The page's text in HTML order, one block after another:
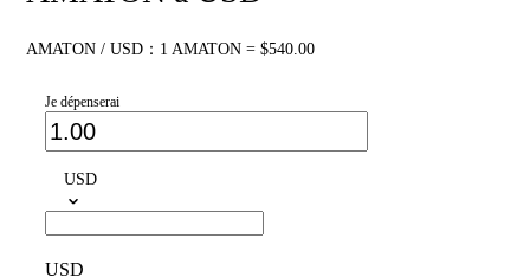
AMATON / USD：1 AMATON = $540.00
Je dépenserai
USD
USD